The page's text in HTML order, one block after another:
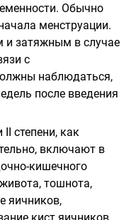
Обычно
менструации.
затяжным в случае
с
наблюдаться,
после введения
степени, как
включают в
кишечного
тошнота,
яичников,